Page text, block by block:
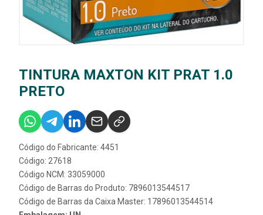
TINTURA MAXTON KIT PRAT 1.0
PRETO
Código do Fabricante: 4451
Código: 27618
Código NCM: 33059000
Código de Barras do Produto: 7896013544517
Código de Barras da Caixa Master: 17896013544514